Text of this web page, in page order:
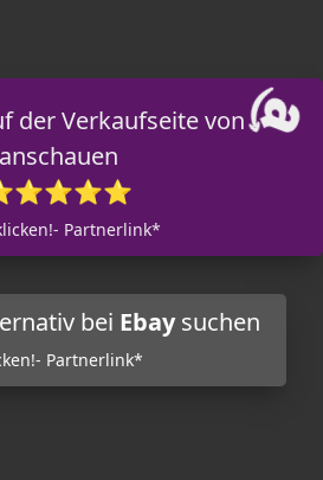
der Verkaufseite von
anschauen
Partnerlink*
bei Ebaysuchen
Partnerlink*